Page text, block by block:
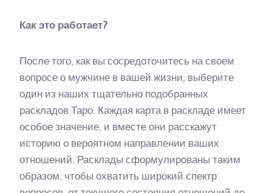
Как это работает?
После того, как вы сосредоточитесь на своем
вопросе о мужчине в вашей жизни, выберите
один из наших тщательно подобранных
раскладов Таро. Каждая карта в раскладе имеет
особое значение, и вместе они расскажут
историю о вероятном направлении ваших
отношений. Расклады сформулированы таким
образом, чтобы охватить широкий спектр